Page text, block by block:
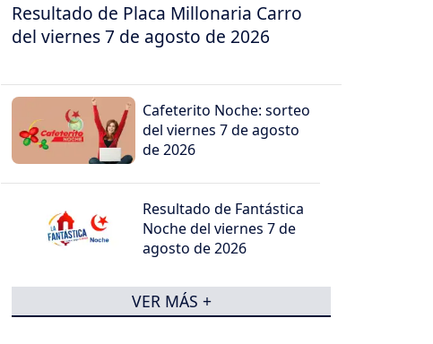
Resultado de Placa Millonaria Carro
del viernes 7 de agosto de 2026
Cafeterito Noche: sorteo
del viernes 7 de agosto
de 2026
Resultado de Fantástica
Noche del viernes 7 de
agosto de 2026
VER MÁS +